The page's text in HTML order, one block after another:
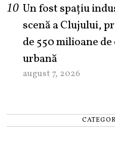
Un fost spațiu
scenă a Clujului,
de 550 milioane
urbană
august 7, 2026